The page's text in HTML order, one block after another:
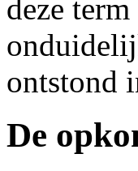
deze
ontstond
De